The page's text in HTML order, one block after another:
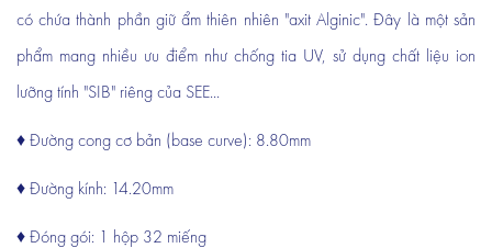
có chứa thành phần giữ ẩm thiên nhiên "axit Alginic". Đây là một sản
phẩm mang nhiều ưu điểm như chống tia UV, sử dụng chất liệu ion
lưỡng tính "SIB" riêng của SEE...
♦ Đường cong cơ bản (base curve): 8.80mm
♦ Đường kính: 14.20mm
♦ Đóng gói: 1 hộp 32 miếng